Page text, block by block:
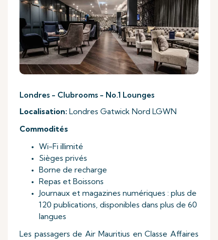
Londres - Clubrooms - No.1 Lounges
Localisation: Londres Gatwick Nord LGWN
Commodités
Wi-Fi illimité
Sièges privés
Borne de recharge
Repas et Boissons
Journaux et magazines numériques : plus de
120 publications, disponibles dans plus de 60
langues
Les passagers de Air Mauritius en Classe Affaires